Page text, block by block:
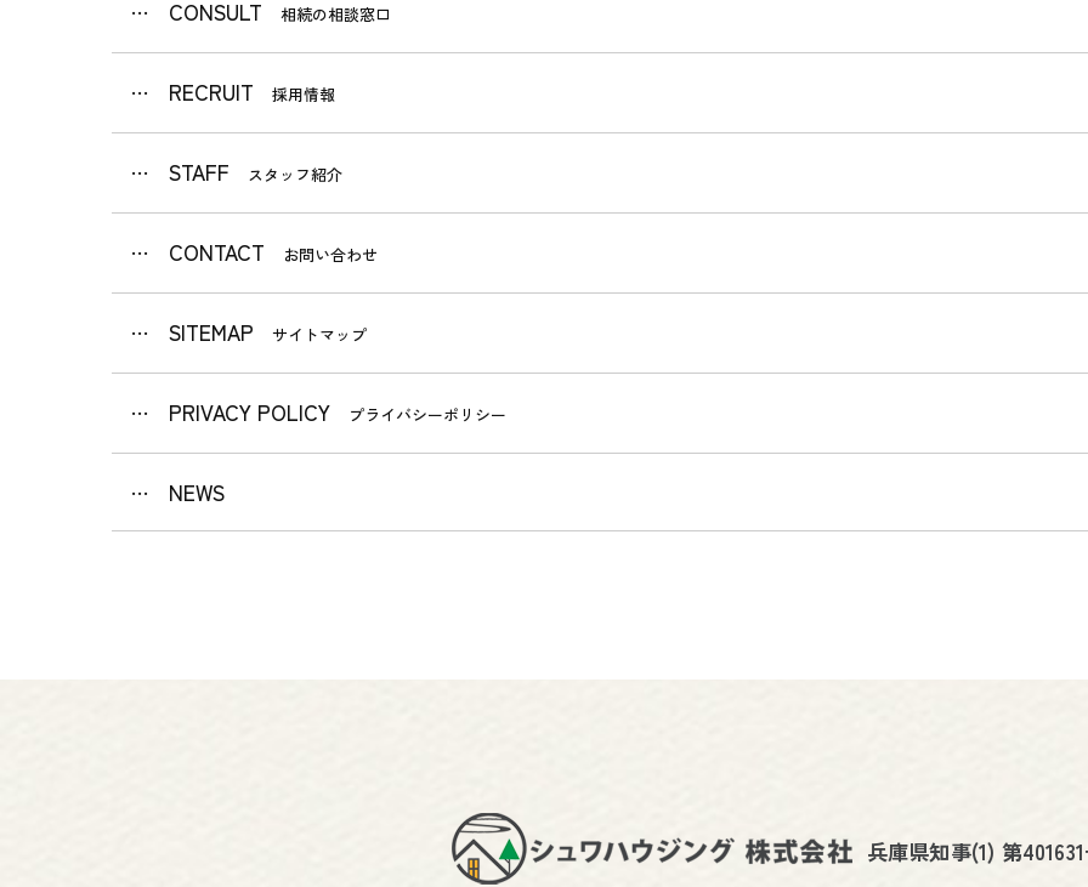
CONSULT 相続の相談窓口
RECRUIT 採用情報
STAFF スタッフ紹介
CONTACT お問い合わせ
SITEMAP サイトマップ
PRIVACY POLICY プライバシーポリシー
NEWS
兵庫県知事(1) 第